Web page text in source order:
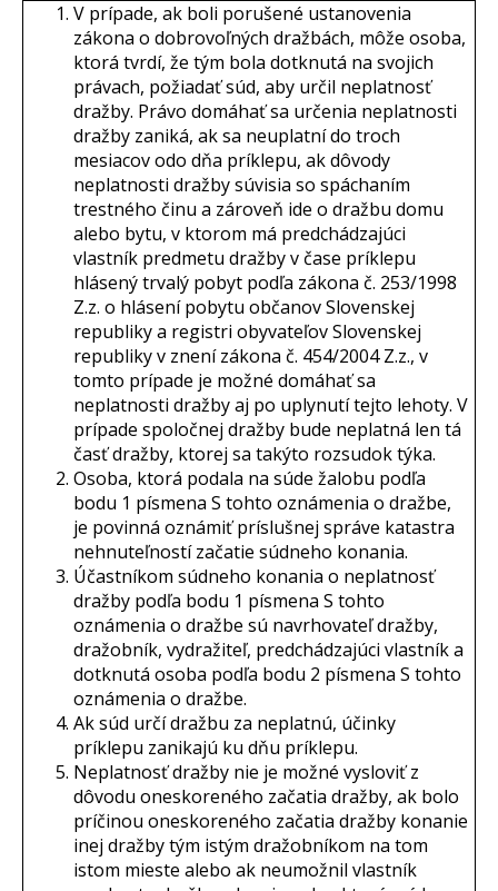
V prípade, ak boli porušené ustanovenia
zákona o dobrovoľných dražbách, môže osoba,
ktorá tvrdí, že tým bola dotknutá na svojich
právach, požiadať súd, aby určil neplatnosť
dražby. Právo domáhať sa určenia neplatnosti
dražby zaniká, ak sa neuplatní do troch
mesiacov odo dňa príklepu, ak dôvody
neplatnosti dražby súvisia so spáchaním
trestného činu a zároveň ide o dražbu domu
alebo bytu, v ktorom má predchádzajúci
vlastník predmetu dražby v čase príklepu
hlásený trvalý pobyt podľa zákona č. 253/1998
Z.z. o hlásení pobytu občanov Slovenskej
republiky a registri obyvateľov Slovenskej
republiky v znení zákona č. 454/2004 Z.z., v
tomto prípade je možné domáhať sa
neplatnosti dražby aj po uplynutí tejto lehoty. V
prípade spoločnej dražby bude neplatná len tá
časť dražby, ktorej sa takýto rozsudok týka.
Osoba, ktorá podala na súde žalobu podľa
bodu 1 písmena S tohto oznámenia o dražbe,
je povinná oznámiť príslušnej správe katastra
nehnuteľností začatie súdneho konania.
Účastníkom súdneho konania o neplatnosť
dražby podľa bodu 1 písmena S tohto
oznámenia o dražbe sú navrhovateľ dražby,
dražobník, vydražiteľ, predchádzajúci vlastník a
dotknutá osoba podľa bodu 2 písmena S tohto
oznámenia o dražbe.
Ak súd určí dražbu za neplatnú, účinky
príklepu zanikajú ku dňu príklepu.
Neplatnosť dražby nie je možné vysloviť z
dôvodu oneskoreného začatia dražby, ak bolo
príčinou oneskoreného začatia dražby konanie
inej dražby tým istým dražobníkom na tom
istom mieste alebo ak neumožnil vlastník